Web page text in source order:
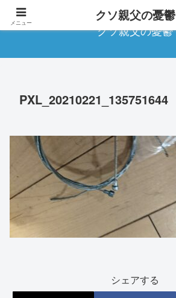
クソ親父の憂鬱
PXL_20210221_135751644
シェアする
メニュー クソ親父の憂鬱